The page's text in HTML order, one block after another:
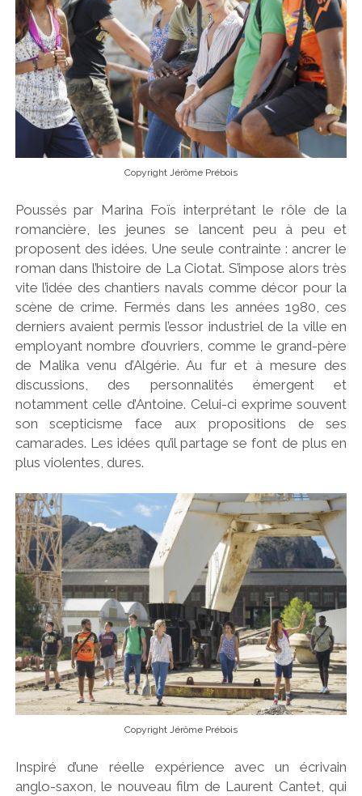
Copyright Jérôme Prébois
Poussés par Marina Foïs interprétant le rôle de la
romancière, les jeunes se lancent peu à peu et
proposent des idées. Une seule contrainte : ancrer le
roman dans l’histoire de La Ciotat. S’impose alors très
vite l’idée des chantiers navals comme décor pour la
scène de crime. Fermés dans les années 1980, ces
derniers avaient permis l’essor industriel de la ville en
employant nombre d’ouvriers, comme le grand-père
de Malika venu d’Algérie. Au fur et à mesure des
discussions, des personnalités émergent et
notamment celle d’Antoine. Celui-ci exprime souvent
son scepticisme face aux propositions de ses
camarades. Les idées qu’il partage se font de plus en
plus violentes, dures.
Copyright Jérôme Prébois
Inspiré d’une réelle expérience avec un écrivain
anglo-saxon, le nouveau film de Laurent Cantet, qui